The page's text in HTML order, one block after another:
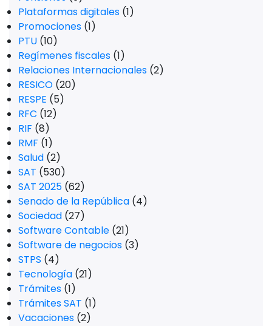
Plataformas digitales (1)
Promociones (1)
PTU (10)
Regímenes fiscales (1)
Relaciones Internacionales (2)
RESICO (20)
RESPE (5)
RFC (12)
RIF (8)
RMF (1)
Salud (2)
SAT (530)
SAT 2025 (62)
Senado de la República (4)
Sociedad (27)
Software Contable (21)
Software de negocios (3)
STPS (4)
Tecnología (21)
Trámites (1)
Trámites SAT (1)
Vacaciones (2)